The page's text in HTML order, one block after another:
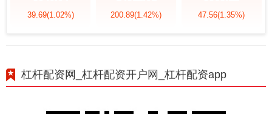
39.69(1.02%) 200.89(1.42%) 47.56(1.35%)
杠杆配资网_杠杆配资开户网_杠杆配资app